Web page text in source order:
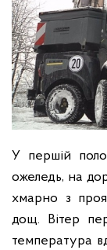
У першій
ожеледь, на
хмарно з
дощ. Вітер
температура